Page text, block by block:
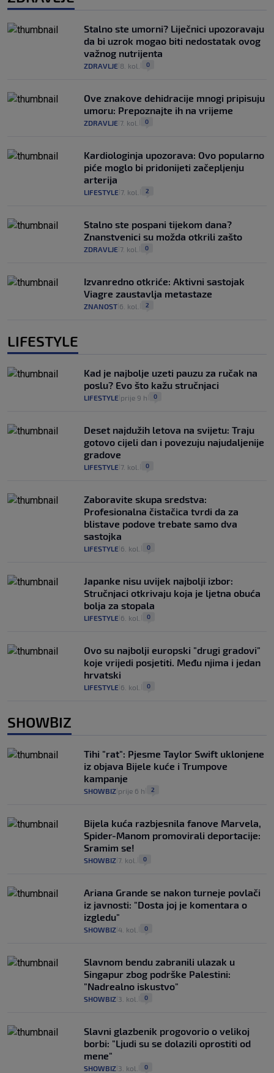
Stalno ste umorni? Liječnici upozoravaju
da bi uzrok mogao biti nedostatak ovog
važnog nutrijenta
ZDRAVLJE 8. kol. 0
Ove znakove dehidracije mnogi pripisuju
umoru: Prepoznajte ih na vrijeme
ZDRAVLJE 7. kol. 0
Kardiologinja upozorava: Ovo popularno
piće moglo bi pridonijeti začepljenju
arterija
LIFESTYLE 7. kol. 2
Stalno ste pospani tijekom dana?
Znanstvenici su možda otkrili zašto
ZDRAVLJE 7. kol. 0
Izvanredno otkriće: Aktivni sastojak
Viagre zaustavlja metastaze
ZNANOST 6. kol. 2
LIFESTYLE
Kad je najbolje uzeti pauzu za ručak na
poslu? Evo što kažu stručnjaci
LIFESTYLE prije 9 h 0
Deset najdužih letova na svijetu: Traju
gotovo cijeli dan i povezuju najudaljenije
gradove
LIFESTYLE 7. kol. 0
Zaboravite skupa sredstva:
Profesionalna čistačica tvrdi da za
blistave podove trebate samo dva
sastojka
LIFESTYLE 6. kol. 0
Japanke nisu uvijek najbolji izbor:
Stručnjaci otkrivaju koja je ljetna obuća
bolja za stopala
LIFESTYLE 6. kol. 0
Ovo su najbolji europski "drugi gradovi"
koje vrijedi posjetiti. Među njima i jedan
hrvatski
LIFESTYLE 6. kol. 0
SHOWBIZ
Tihi "rat": Pjesme Taylor Swift uklonjene
iz objava Bijele kuće i Trumpove
kampanje
SHOWBIZ prije 6 h 2
Bijela kuća razbjesnila fanove Marvela,
Spider-Manom promovirali deportacije:
Sramim se!
SHOWBIZ 7. kol. 0
Ariana Grande se nakon turneje povlači
iz javnosti: "Dosta joj je komentara o
izgledu"
SHOWBIZ 4. kol. 0
Slavnom bendu zabranili ulazak u
Singapur zbog podrške Palestini:
"Nadrealno iskustvo"
SHOWBIZ 3. kol. 0
Slavni glazbenik progovorio o velikoj
borbi: "Ljudi su se dolazili oprostiti od
mene"
SHOWBIZ 3. kol. 0